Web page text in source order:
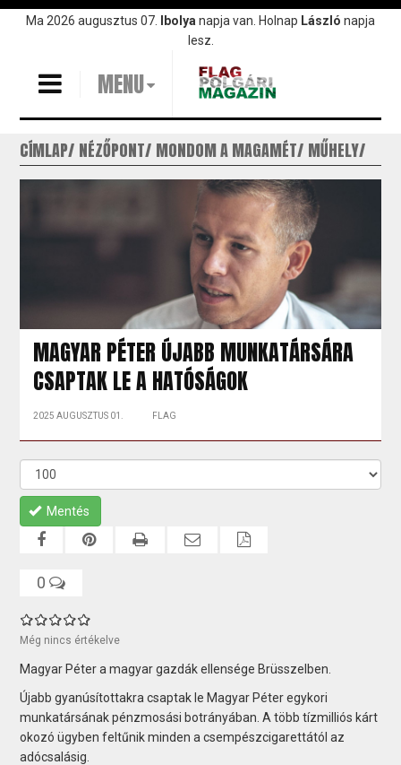
UgrásMa 2026 augusztus 07. Ibolya napja van. Holnap László napja
lesz.
MENU
CÍMLAP NÉZŐPONT MONDOM A MAGAMÉT MŰHELY
MAGYAR PÉTER ÚJABB MUNKATÁRSÁRA
CSAPTAK LE A HATÓSÁGOK
2025 AUGUSZTUS 01. FLAG
Mentés
0
Még nincs értékelve
Magyar Péter a magyar gazdák ellensége Brüsszelben.
Újabb gyanúsítottakra csaptak le Magyar Péter egykori
munkatársának pénzmosási botrányában. A több tízmilliós kárt
okozó ügyben feltűnik minden a csempészcigarettától az
adócsalásig.